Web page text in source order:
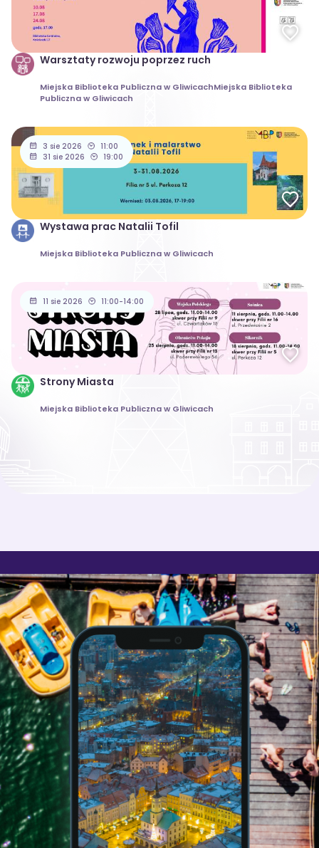
Warsztaty rozwoju poprzez ruch
Miejska Biblioteka Publiczna w GliwicachMiejska Biblioteka
Publiczna w Gliwicach
3 sie 2026
11:00
31 sie 2026
19:00
Wystawa prac Natalii Tofil
Miejska Biblioteka Publiczna w Gliwicach
11 sie 2026 11:00-14:00
Strony Miasta
Miejska Biblioteka Publiczna w Gliwicach